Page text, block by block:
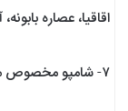
اقاقیا، عصاره
۷- شامپو مخصوص موهای کاشته شده فولیکا